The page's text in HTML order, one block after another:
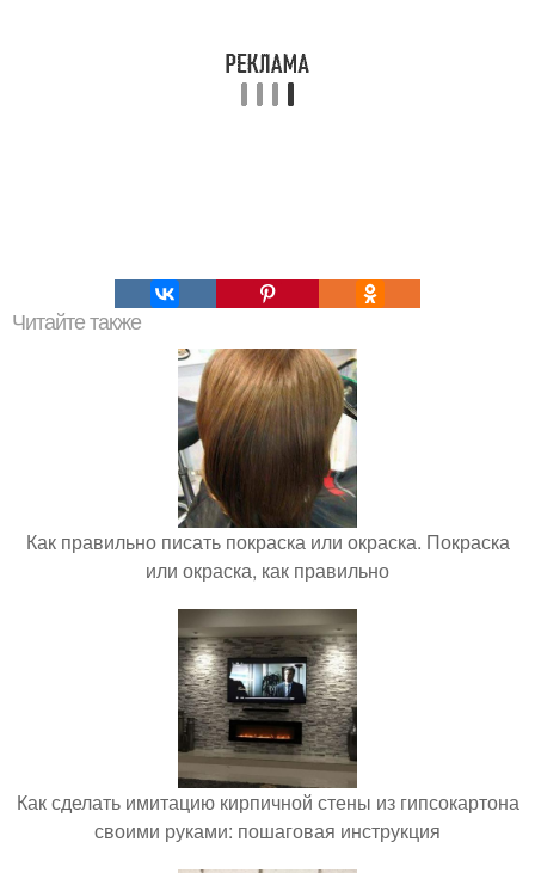
Читайте также
Как правильно писать покраска или окраска. Покраска
или окраска, как правильно
Как сделать имитацию кирпичной стены из гипсокартона
своими руками: пошаговая инструкция